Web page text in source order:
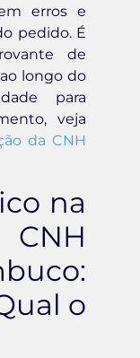
erros e
pedido. É
de
longo do
para
veja
da CNH
na
o